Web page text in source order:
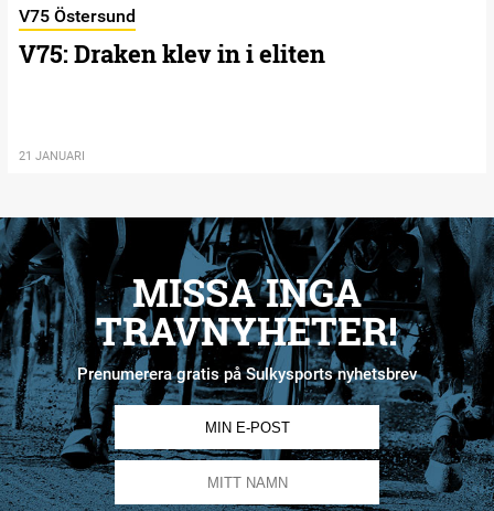
V75 Östersund
V75: Draken klev in i eliten
21 JANUARI
MISSA INGA
TRAVNYHETER!
Prenumerera gratis på Sulkysports nyhetsbrev